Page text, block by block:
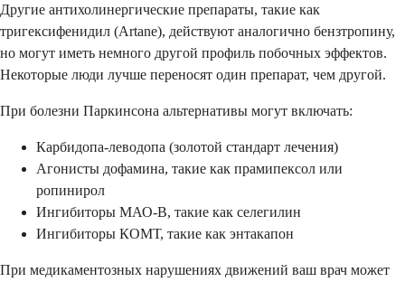
Другие антихолинергические препараты, такие как
тригексифенидил (Artane), действуют аналогично бензтропину,
но могут иметь немного другой профиль побочных эффектов.
Некоторые люди лучше переносят один препарат, чем другой.
При болезни Паркинсона альтернативы могут включать:
Карбидопа-леводопа (золотой стандарт лечения)
Агонисты дофамина, такие как прамипексол или
ропинирол
Ингибиторы МАО-B, такие как селегилин
Ингибиторы КОМТ, такие как энтакапон
При медикаментозных нарушениях движений ваш врач может